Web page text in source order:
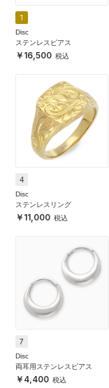
1
Disc
ステンレスピアス
16,500
4
Disc
ステンレスリング
11,000
7
Disc
両耳用ステンレスピアス
4,400